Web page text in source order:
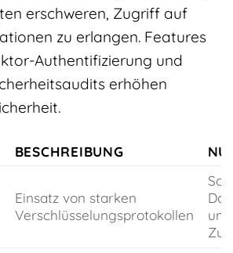
erschweren, Zugriff auf
zu erlangen. Features
Authentifizierung und
erhöhen
BESCHREIBUNG
Einsatz von starken
Verschlüsselungsprotokollen